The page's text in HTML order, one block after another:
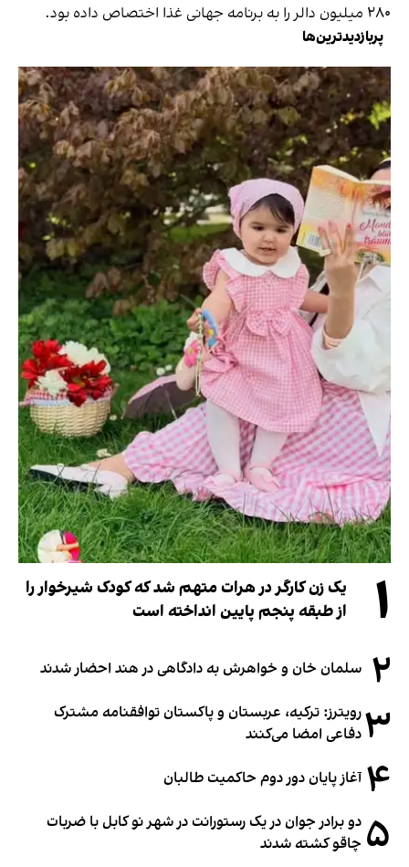
۲۸۰ میلیون دالر را به برنامه جهانی غذا اختصاص داده بود.
پربازدیدترین‌ها
۱
یک زن کارگر در هرات متهم شد که کودک شیرخوار را
از طبقه پنجم پایین انداخته است
۲ سلمان خان و خواهرش به دادگاهی در هند احضار شدند
۳رویترز: ترکیه، عربستان و پاکستان توافقنامه مشترک
دفاعی امضا می‌کنند
۴ آغاز پایان دور دوم حاکمیت طالبان
۵ دو برادر جوان در یک رستورانت در شهر نو کابل با ضربات
چاقو کشته شدند